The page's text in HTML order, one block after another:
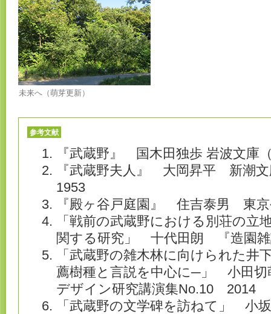
未来へ（萌芽更新）
参考文献
『武蔵野』 国木田独歩 岩波文庫
『武蔵野夫人』 大岡昇平 新潮
1953
『殿ヶ谷戸庭園』 住吉泰男 東
「戦前の武蔵野における別荘の立
関する研究」 十代田朗 『造園雑
「武蔵野の雑木林に向けられた井
薦樹種と言説を中心に─」 小田
デザイン研究講演集No.10 2014
「武蔵野の文学碑を訪ねて」 小